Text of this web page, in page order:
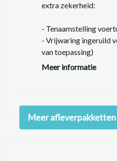
extra zekerheid:
- Tenaamstelling
- Vrijwaring ingeruild
van toepassing)
- Vloeistoffen
- APK minimaal 11
- Onderhoudsbeurt,
Meer informatie
Meer afleverpakketten